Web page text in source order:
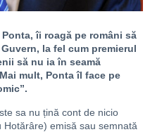
îi roagă pe români să
la fel cum premierul
să nu ia în seamă
mult, Ponta îl face pe
sa nu țină cont de nicio
emisă sau semnată